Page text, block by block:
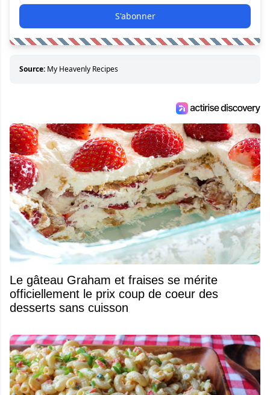
S'abonner
Source: My Heavenly Recipes
Le gâteau Graham et fraises se mérite
officiellement le prix coup de coeur des
desserts sans cuisson